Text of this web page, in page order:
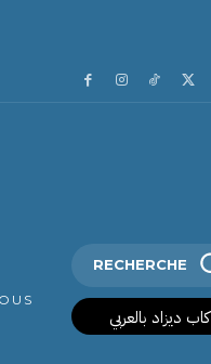
RECHERCHE
كاب ديزاد بالعربي